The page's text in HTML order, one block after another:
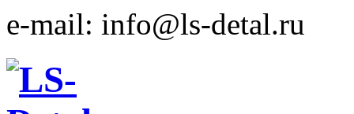
e-mail: info@ls-detal.ru